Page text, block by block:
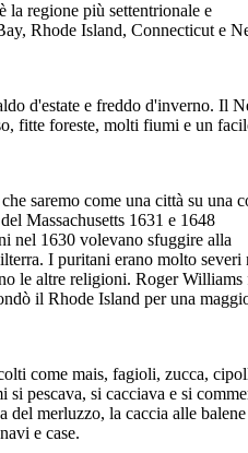
regione più settentrionale e
Rhode Island, Connecticut e
d'estate e freddo d'inverno. Il
fitte foreste, molti fiumi e un
saremo come una città su una
Massachusetts 1631 e 1648
nel 1630 volevano sfuggire alla
I puritani erano molto severi
le altre religioni. Roger Williams
il Rhode Island per una
come mais, fagioli, zucca,
pescava, si cacciava e si
del merluzzo, la caccia alle
e case.